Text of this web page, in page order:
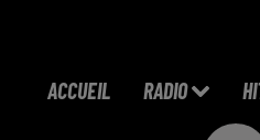
ACCUEIL RADIO